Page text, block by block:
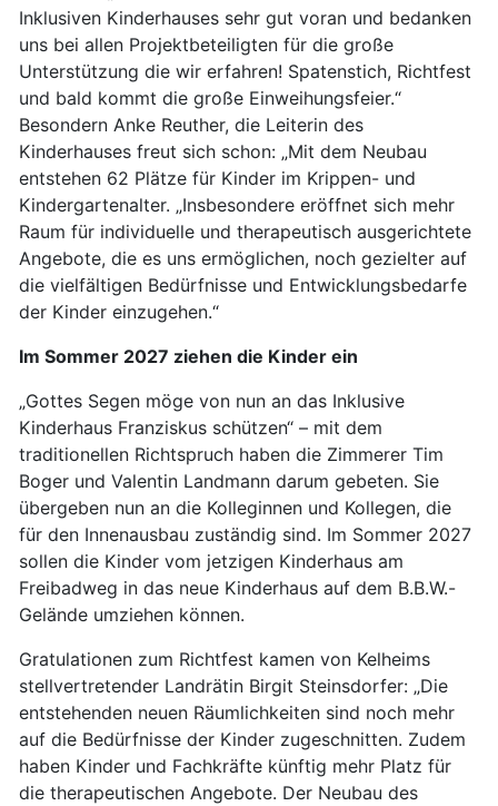
Inklusiven Kinderhauses sehr gut voran und bedanken
uns bei allen Projektbeteiligten für die große
Unterstützung die wir erfahren! Spatenstich, Richtfest
und bald kommt die große Einweihungsfeier.“
Besondern Anke Reuther, die Leiterin des
Kinderhauses freut sich schon: „Mit dem Neubau
entstehen 62 Plätze für Kinder im Krippen- und
Kindergartenalter. „Insbesondere eröffnet sich mehr
Raum für individuelle und therapeutisch ausgerichtete
Angebote, die es uns ermöglichen, noch gezielter auf
die vielfältigen Bedürfnisse und Entwicklungsbedarfe
der Kinder einzugehen.“
Im Sommer 2027 ziehen die Kinder ein
„Gottes Segen möge von nun an das Inklusive
Kinderhaus Franziskus schützen“ – mit dem
traditionellen Richtspruch haben die Zimmerer Tim
Boger und Valentin Landmann darum gebeten. Sie
übergeben nun an die Kolleginnen und Kollegen, die
für den Innenausbau zuständig sind. Im Sommer 2027
sollen die Kinder vom jetzigen Kinderhaus am
Freibadweg in das neue Kinderhaus auf dem B.B.W.-
Gelände umziehen können.
Gratulationen zum Richtfest kamen von Kelheims
stellvertretender Landrätin Birgit Steinsdorfer: „Die
entstehenden neuen Räumlichkeiten sind noch mehr
auf die Bedürfnisse der Kinder zugeschnitten. Zudem
haben Kinder und Fachkräfte künftig mehr Platz für
die therapeutischen Angebote. Der Neubau des